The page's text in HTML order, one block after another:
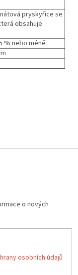
pryskyřice se
obsahuje
% nebo méně
o nových
osobních údajů